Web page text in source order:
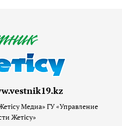
Медиа» ГУ «Управление
Жетісу»